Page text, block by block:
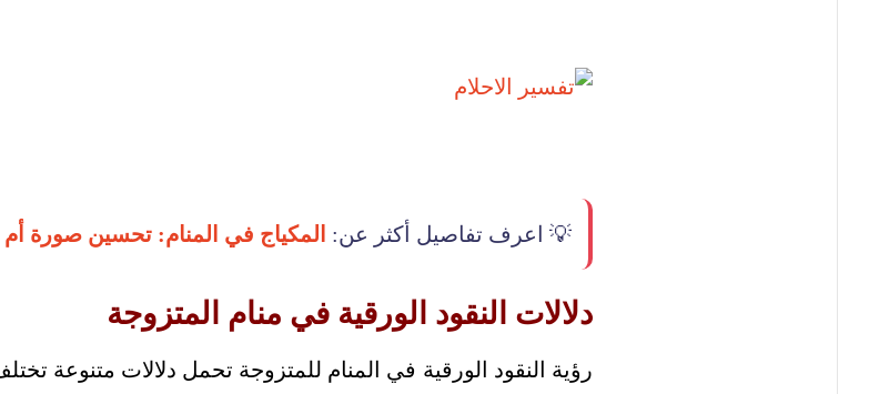
💡 اعرف تفاصيل أكثر عن: المكياج في المنام: تحسين صورة أم
دلالات النقود الورقية في منام المتزوجة
رؤية النقود الورقية في المنام للمتزوجة تحمل دلالات متنوعة